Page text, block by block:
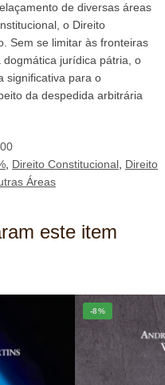
de diversas áreas
o Direito
Sem se limitar às fronteiras
jurídica pátria, o
significativa para o
da despedida arbitrária
, Direito Constitucional, Direito
Áreas
este item
-8%